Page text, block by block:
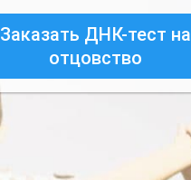
Заказать ДНК-тест на
отцовство